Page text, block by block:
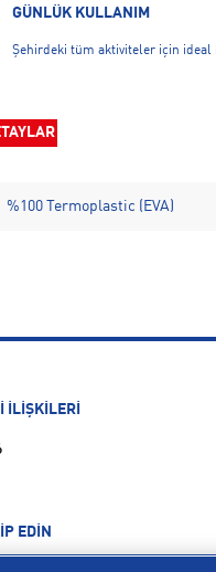
GÜNLÜK KULLANIM
Şehirdeki tüm aktiviteler için ideal
%100 Termoplastic (EVA)
İLİŞKİLERİ
EDİN